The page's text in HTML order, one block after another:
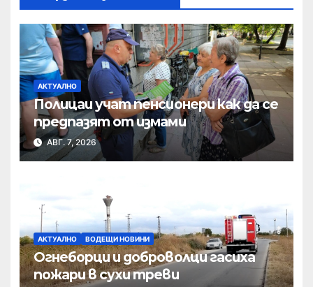
АКТУАЛНО
Полицаи учат пенсионери как да се
предпазят от измами
АВГ. 7, 2026
АКТУАЛНО ВОДЕЩИ НОВИНИ
Огнеборци и доброволци гасиха
пожари в сухи треви